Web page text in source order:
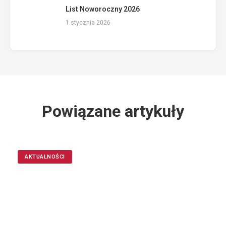
List Noworoczny 2026
1 stycznia 2026
Powiązane artykuły
AKTUALNOŚCI